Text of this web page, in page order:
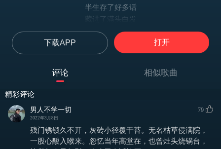
半生存了好多话
藏进了满头白发
记忆中的小脚丫
肉嘟嘟的小嘴巴
一生把爱交给他
满脑子都是孩子哭了笑了
时间都去哪儿了
还没好好看看你眼睛就花了
下载APP 打开
评论 相似歌曲
精彩评论
男人不学一切
2022年3月8日
79
残门锈锁久不开，灰砖小径覆干苔。无名枯草侵满院，
一股心酸入喉来。忽忆当年高堂在，也曾灶头烧锅台，